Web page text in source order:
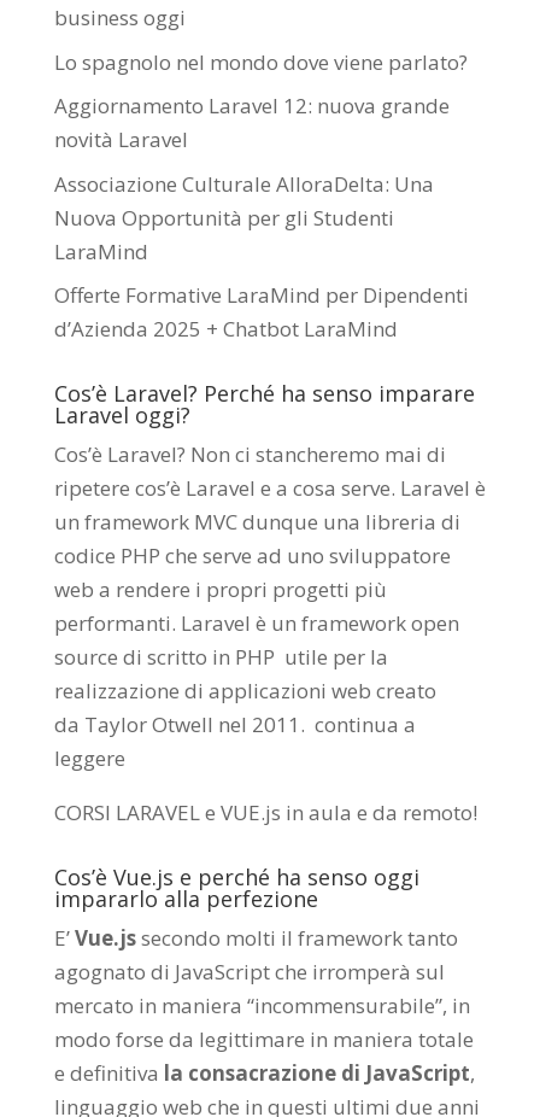
business oggi
Lo spagnolo nel mondo dove viene parlato?
Aggiornamento Laravel 12: nuova grande
novità Laravel
Associazione Culturale AlloraDelta: Una
Nuova Opportunità per gli Studenti
LaraMind
Offerte Formative LaraMind per Dipendenti
d’Azienda 2025 + Chatbot LaraMind
Cos’è Laravel? Perché ha senso imparare
Laravel oggi?
Cos’è Laravel? Non ci stancheremo mai di
ripetere cos’è Laravel e a cosa serve. Laravel è
un framework MVC dunque una libreria di
codice PHP che serve ad uno sviluppatore
web a rendere i propri progetti più
performanti. Laravel è un framework open
source di scritto in PHP utile per la
realizzazione di applicazioni web creato
da Taylor Otwell nel 2011. continua a
leggere
CORSI LARAVEL e VUE.js in aula e da remoto!
Cos’è Vue.js e perché ha senso oggi
impararlo alla perfezione
E’Vue.jssecondo molti il framework tanto
agognato di JavaScript che irromperà sul
mercato in maniera “incommensurabile”, in
modo forse da legittimare in maniera totale
e definitiva la consacrazione di JavaScript,
linguaggio web che in questi ultimi due anni